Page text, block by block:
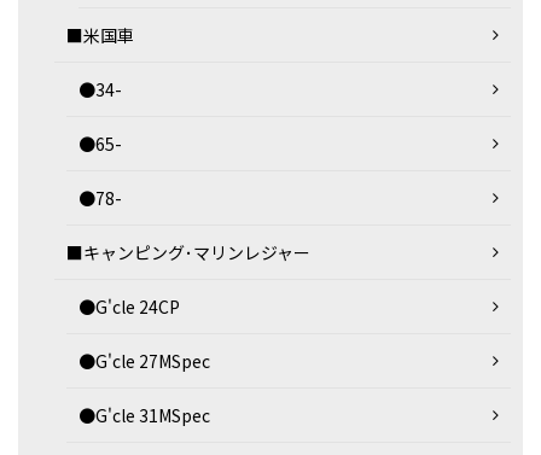
■米国車
●34-
●65-
●78-
■キャンピング･マリンレジャー
●G'cle 24CP
●G'cle 27MSpec
●G'cle 31MSpec